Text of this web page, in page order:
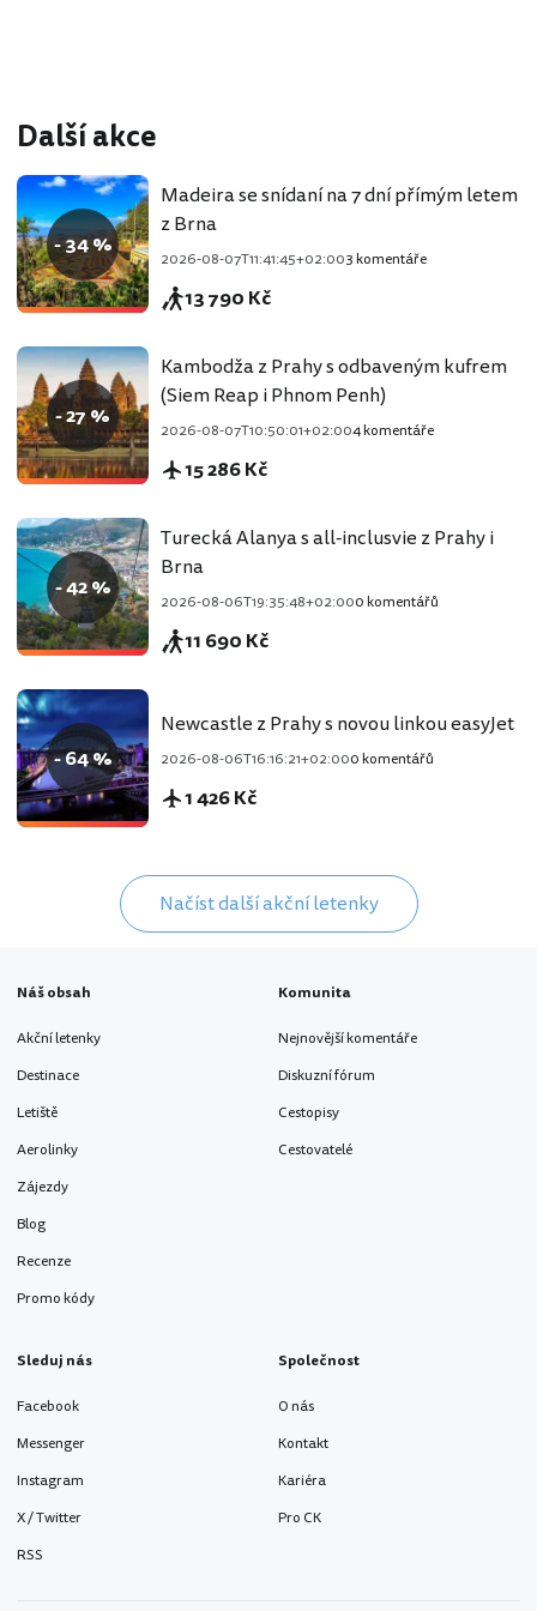
Další akce
- 34 %
Madeira se snídaní na 7 dní přímým letem
z Brna
2026-08-07T11:41:45+02:003 komentáře
13 790 Kč
- 27 %
Kambodža z Prahy s odbaveným kufrem
(Siem Reap i Phnom Penh)
2026-08-07T10:50:01+02:004 komentáře
15 286 Kč
- 42 %
Turecká Alanya s all-inclusvie z Prahy i
Brna
2026-08-06T19:35:48+02:000 komentářů
11 690 Kč
- 64 %
Newcastle z Prahy s novou linkou easyJet
2026-08-06T16:16:21+02:000 komentářů
1 426 Kč
Načíst další akční letenky
Náš obsah
Akční letenky
Destinace
Letiště
Aerolinky
Zájezdy
Blog
Recenze
Promo kódy
Komunita
Nejnovější komentáře
Diskuzní fórum
Cestopisy
Cestovatelé
Sleduj nás
Facebook
Messenger
Instagram
X / Twitter
RSS
Společnost
O nás
Kontakt
Kariéra
Pro CK